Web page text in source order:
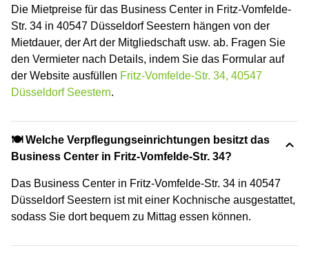
Die Mietpreise für das Business Center in Fritz-Vomfelde-
Str. 34 in 40547 Düsseldorf Seestern hängen von der
Mietdauer, der Art der Mitgliedschaft usw. ab. Fragen Sie
den Vermieter nach Details, indem Sie das Formular auf
der Website ausfüllen Fritz-Vomfelde-Str. 34, 40547
Düsseldorf Seestern.
🍽️ Welche Verpflegungseinrichtungen besitzt das
Business Center in Fritz-Vomfelde-Str. 34?
Das Business Center in Fritz-Vomfelde-Str. 34 in 40547
Düsseldorf Seestern ist mit einer Kochnische ausgestattet,
sodass Sie dort bequem zu Mittag essen können.